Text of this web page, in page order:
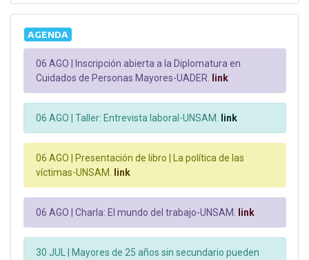
AGENDA
06 AGO | Inscripción abierta a la Diplomatura en
Cuidados de Personas Mayores-UADER. link
06 AGO | Taller: Entrevista laboral-UNSAM. link
06 AGO | Presentación de libro | La política de las
víctimas-UNSAM. link
06 AGO | Charla: El mundo del trabajo-UNSAM. link
30 JUL | Mayores de 25 años sin secundario pueden